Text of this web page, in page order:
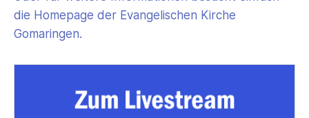
die Homepage der Evangelischen Kirche
Gomaringen.